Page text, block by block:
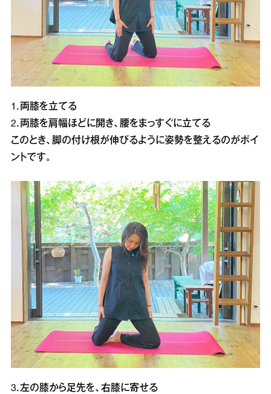
1．両膝を立てる
2．両膝を肩幅ほどに開き、腰をまっすぐに立てる
このとき、脚の付け根が伸びるように姿勢を整えるのがポイ
ントです。
3．左の膝から足先を、右膝に寄せる